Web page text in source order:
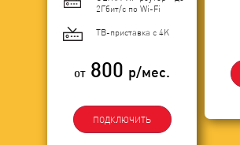
2Гбит/c по Wi-Fi
ТВ-приставка с 4K
от 800 р/мес.
ПОДКЛЮЧИТЬ